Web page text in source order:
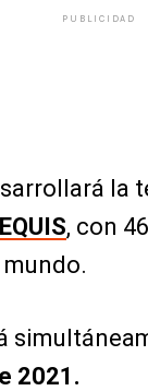
PUBLICIDAD
la
EQUIS, con
2021.